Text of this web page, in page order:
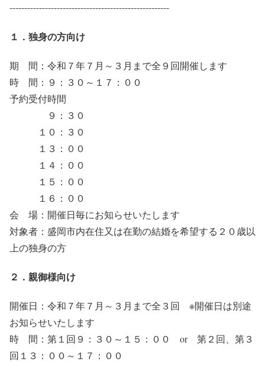
------------------------------------------------------
１．独身の方向け
期 間：令和７年７月～３月まで全９回開催します
時 間：９：３０～１７：００
予約受付時間
９：３０
１０：３０
１３：００
１４：００
１５：００
１６：００
会 場：開催日毎にお知らせいたします
対象者：盛岡市内在住又は在勤の結婚を希望する２０歳以
上の独身の方
２．親御様向け
開催日：令和７年７月～３月まで全３回 ※開催日は別途
お知らせいたします
時 間：第１回９：３０～１５：００ or 第２回、第３
回１３：００～１７：００